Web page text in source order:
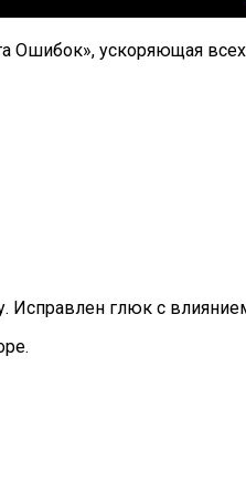
Ошибок», ускоряющая
Исправлен глюк с